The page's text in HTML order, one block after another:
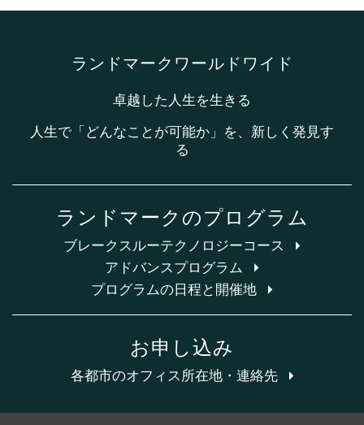
ランドマークワールドワイド
卓越した人生を生きる
人生で「どんなことが可能か」を、新しく発見す
る
ランドマークのプログラム
ブレークスルーテクノロジーコース
アドバンスプログラム
プログラムの日程と開催地
お申し込み
各都市のオフィス所在地・連絡先